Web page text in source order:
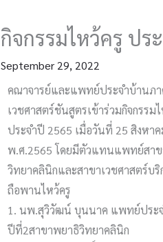
กิจกรรม​ไหว้ครู​ ปร
September 29, 2022
คณาจารย์และแพทย์ประจำบ้าน​ภา
เวชศาสตร์ชันสูตรเข้าร่วมกิจกรรม​
ประจำปี​ 2565 เมื่อวันที่​ 25 สิงหา
พ.ศ.2565 โดยมีตัวแทนแพทย์สา
วิทยาคลินิกและสาขาเวชศาสตร์บริ
ถือพานไหว้ครู
1. นพ.สุวิวัฒน์​ บุนนาค​ ​แพทย์ประ
ปีที่2​สาขาพยาธิวิทยาคลินิก